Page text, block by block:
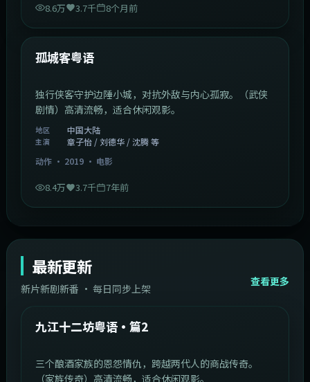
8.6万 3.7千 8个月前
热门
孤城客粤语
独行侠客守护边陲小城，对抗外敌与内心孤寂。（武侠
剧情）高清流畅，适合休闲观影。
地区 中国大陆
主演
章子怡 / 刘德华 / 沈腾 等
动作· 2019· 电影
8.4万 3.7千 7年前
最新更新
新片新剧新番 · 每日同步上架
查看更多
最新
中国大陆 1:20:26
九江十二坊粤语·篇2
三个酿酒家族的恩怨情仇，跨越两代人的商战传奇。
（家族传奇）高清流畅，适合休闲观影。